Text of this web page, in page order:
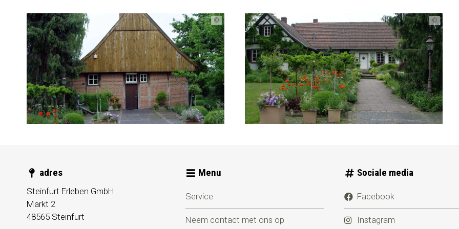
© ©
adres
Steinfurt Erleben GmbH
Markt 2
48565 Steinfurt
Menu
Service
Neem contact met ons op
Sociale media
Facebook
Instagram